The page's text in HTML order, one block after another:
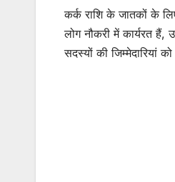
कर्क राशि के जातकों के
लोग नौकरी में कार्यरत
सदस्यों की जिम्मेदारियां